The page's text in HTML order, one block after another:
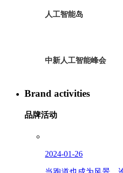
人工智能岛
中新人工智能峰会
Brand activities
品牌活动
2024-01-26